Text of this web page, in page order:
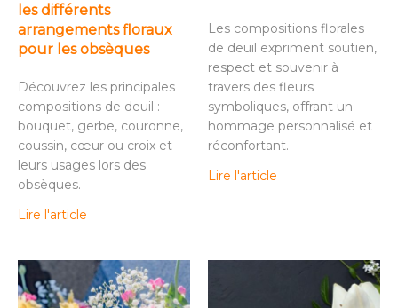
les différents
arrangements floraux
pour les obsèques
Découvrez les principales
compositions de deuil :
bouquet, gerbe, couronne,
coussin, cœur ou croix et
leurs usages lors des
obsèques.
Lire l'article
Les compositions florales
de deuil expriment soutien,
respect et souvenir à
travers des fleurs
symboliques, offrant un
hommage personnalisé et
réconfortant.
Lire l'article